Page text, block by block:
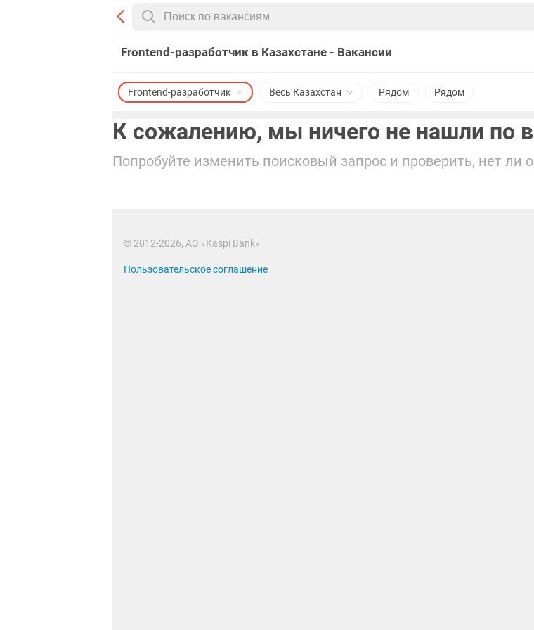
Frontend-разработчик в Казахстане - Вакансии
Весь Казахстан
Frontend-разработчик Рядом Рядом
К сожалению, мы ничего не нашли по
Попробуйте изменить поисковый запрос и проверить, нет ли
© 2012-2026, АО «Kaspi Bank»
Пользовательское соглашение